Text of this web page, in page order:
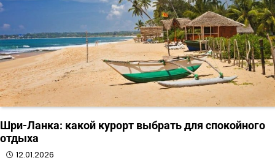
Шри-Ланка: какой курорт выбрать для спокойного
отдыха
12.01.2026